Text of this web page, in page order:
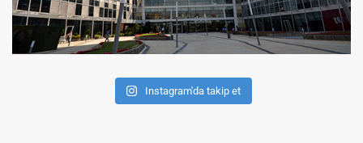
Instagram'da takip et